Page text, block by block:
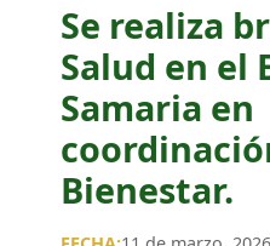
Se realiza
Salud en el
Samaria en
Bienestar.